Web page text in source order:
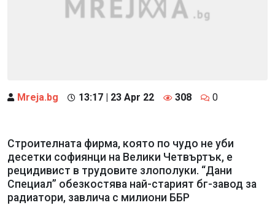
Mreja.bg 13:17 | 23 Apr 22 308 0
Строителната фирма, която по чудо не уби
десетки софиянци на Велики Четвъртък, е
рецидивист в трудовите злополуки. “Дани
Специал” обезкостява най-старият бг-завод за
радиатори, завлича с милиони ББР